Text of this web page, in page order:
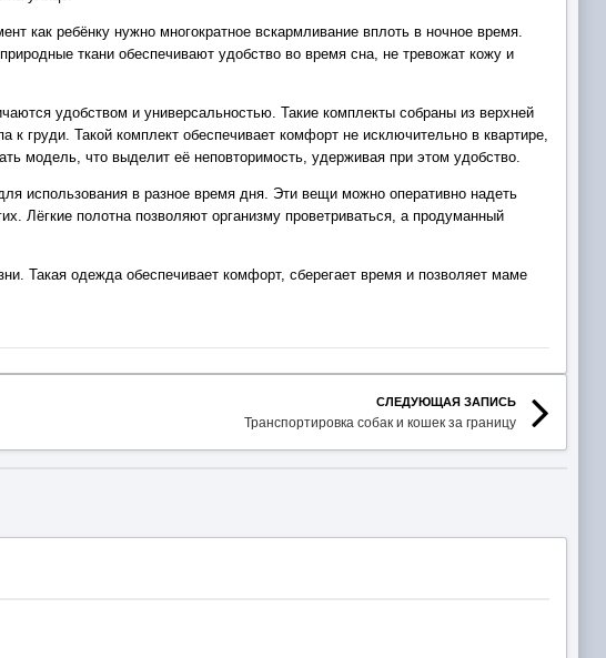
как ребёнку нужно многократное вскармливание вплоть в ночное время.
ткани обеспечивают удобство во время сна, не тревожат кожу и
удобством и универсальностью. Такие комплекты собраны из верхней
груди. Такой комплект обеспечивает комфорт не исключительно в квартире,
модель, что выделит её неповторимость, удерживая при этом удобство.
использования в разное время дня. Эти вещи можно оперативно надеть
Лёгкие полотна позволяют организму проветриваться, а продуманный
Такая одежда обеспечивает комфорт, сберегает время и позволяет маме
СЛЕДУЮЩАЯ ЗАПИСЬ
Транспортировка собак и кошек за границу